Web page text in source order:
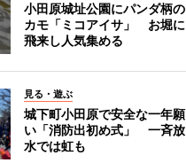
小田原城址公園にパンダ柄の
カモ「ミコアイサ」 お堀に
飛来し人気集める
見る・遊ぶ
城下町小田原で安全な一年願
い「消防出初め式」 一斉放
水では虹も